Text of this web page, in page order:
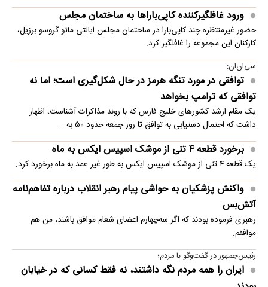
ورود غافلگیرکننده کاپی‌باراها به ساختمان مجلس
حضور غیرمنتظره چند کاپی‌بارا در ساختمان مجلس ایالتی ماتو گروسو برزیل،
کارکنان این مجموعه را غافلگیر کرد.
سی‌ان‌ان:
توافقی در مورد تنگه هرمز در حال شکل‌گیری است؛ اما نه
توافقی که ترامپ بخواهد
یک مقام ارشد کشورهای خلیج فارس که با روند مذاکرات آشناست، اظهار
داشت که احتمال دستیابی به توافق تا روز جمعه حدود ۵۰ به…
برخورد قطعه ۴ تنی از موشک اسپیس ایکس به ماه
یک قطعه ۴ تنی از موشک اسپیس ایکس به طور غیر عمد به ماه برخورد کرد.
واکنش پزشکیان به حواشی پیام رهبر انقلاب درباره تفاهم‌نامه
آتش‌بس
رهبری فرموده بودند که اگر سه‌چهارم اعضای شعام موافق باشند، من هم
موافقم.
رئیس‌جمهور در گفت‌وگو با مردم؛
ایران را همه مردم نگه داشتند، نه فقط کسانی که در خیابان